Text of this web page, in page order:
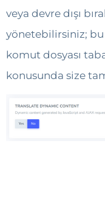
veya devre dışı
yönetebilirsiniz; bu
komut dosyası
konusunda size